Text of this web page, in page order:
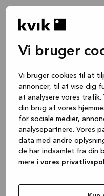
Vi bruger
Vi bruger cookies til at
annoncer, til at vise dig
at analysere vores trafik.
din brug af vores
for sociale medier,
analysepartnere. Vores
data med andre
de har indsamlet fra din
mere i vores